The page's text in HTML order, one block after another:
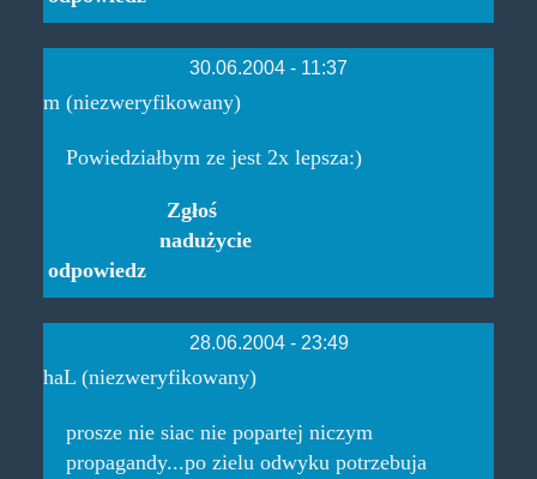
30.06.2004 - 11:37
m (niezweryfikowany)
Powiedziałbym ze jest 2x lepsza:)
odpowiedz
Zgłoś
nadużycie
28.06.2004 - 23:49
haL (niezweryfikowany)
prosze nie siac nie popartej niczym
propagandy...po zielu odwyku potrzebuja